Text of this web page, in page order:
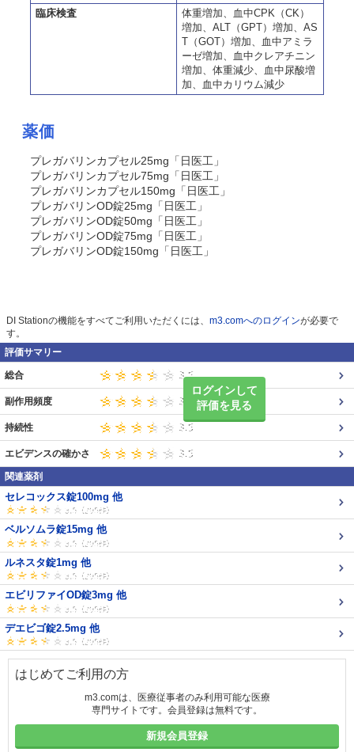
臨床検査
体重増加、血中CPK（CK）
増加、ALT（GPT）増加、AS
T（GOT）増加、血中アミラ
ーゼ増加、血中クレアチニン
増加、体重減少、血中尿酸増
加、血中カリウム減少
薬価
プレガバリンカプセル25mg「日医工」
プレガバリンカプセル75mg「日医工」
プレガバリンカプセル150mg「日医工」
プレガバリンOD錠25mg「日医工」
プレガバリンOD錠50mg「日医工」
プレガバリンOD錠75mg「日医工」
プレガバリンOD錠150mg「日医工」
DI Stationの機能をすべてご利用いただくには、 m3.comへのログインが必要で
す。
評価サマリー
ログインして
評価を見る
総合
副作用頻度
持続性
エビデンスの確かさ
関連薬剤
セレコックス錠100mg 他
ベルソムラ錠15mg 他
ルネスタ錠1mg 他
エビリファイOD錠3mg 他
デエビゴ錠2.5mg 他
はじめてご利用の方
m3.comは、医療従事者のみ利用可能な医療
専門サイトです。会員登録は無料です。
新規会員登録